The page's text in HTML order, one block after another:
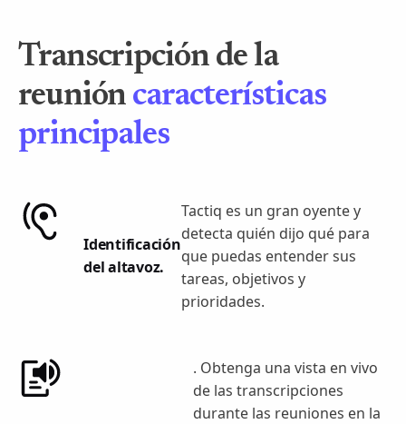
Transcripción de la
reunión características
principales
Identificación
del altavoz.
Tactiq es un gran oyente y
detecta quién dijo qué para
que puedas entender sus
tareas, objetivos y
prioridades.
. Obtenga una vista en vivo
de las transcripciones
durante las reuniones en la